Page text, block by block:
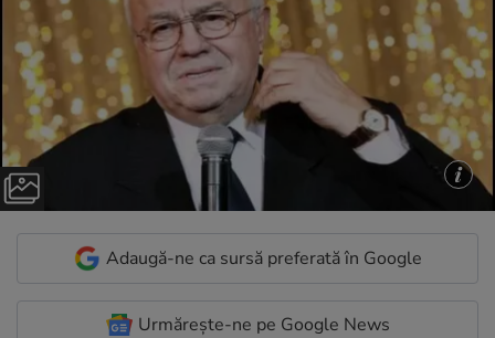
Adaugă-ne ca sursă preferată în Google
Urmărește-ne pe Google News